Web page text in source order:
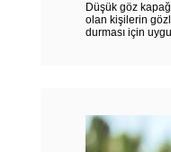
Düşük göz
olan kişilerin
durması için